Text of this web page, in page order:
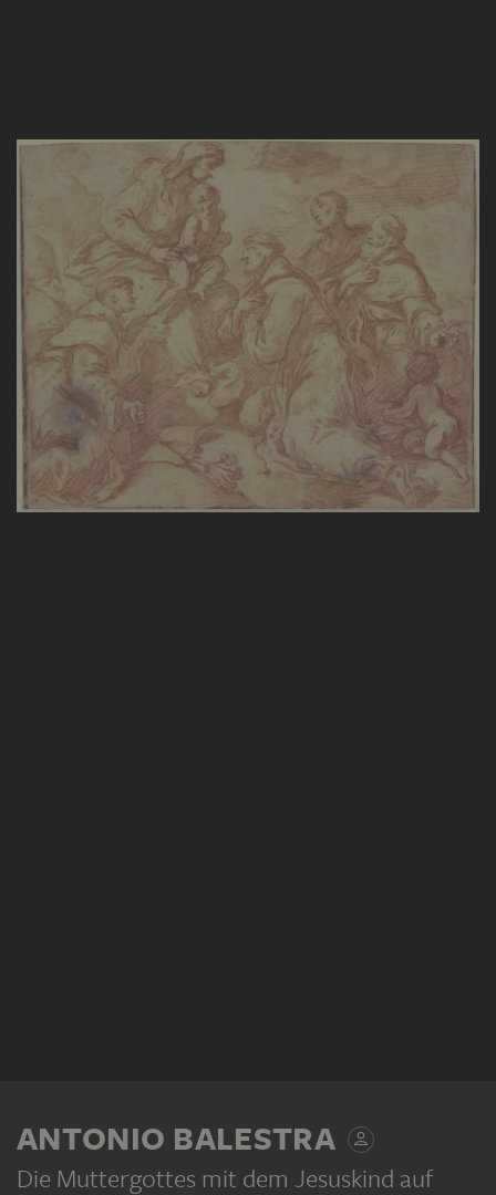
ANTONIO BALESTRA
Die Muttergottes mit dem Jesuskind auf